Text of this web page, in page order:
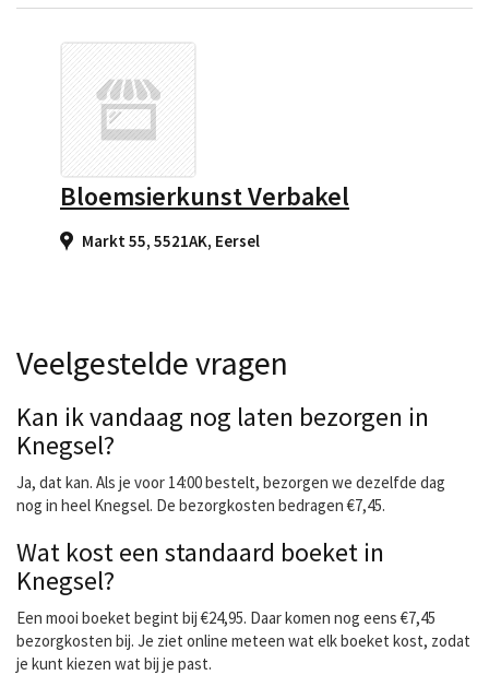
Bloemsierkunst Verbakel
Markt 55, 5521AK, Eersel
Veelgestelde vragen
Kan ik vandaag nog laten bezorgen in
Knegsel?
Ja, dat kan. Als je voor 14:00 bestelt, bezorgen we dezelfde dag
nog in heel Knegsel. De bezorgkosten bedragen €7,45.
Wat kost een standaard boeket in
Knegsel?
Een mooi boeket begint bij €24,95. Daar komen nog eens €7,45
bezorgkosten bij. Je ziet online meteen wat elk boeket kost, zodat
je kunt kiezen wat bij je past.